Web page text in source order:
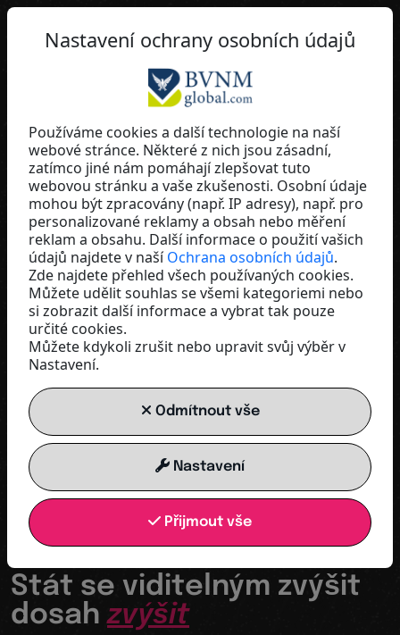
CZ
Andreas Kott
LR Health & Beauty
Germany
NYNÍ ZAČÍT
Tvůj odrazový můstek do digitálního světa
Stát se viditelným zvýšit
dosahzvýšit
Nastavení ochrany osobních údajů
Používáme cookies a další technologie na naší
webové stránce. Některé z nich jsou zásadní,
zatímco jiné nám pomáhají zlepšovat tuto
webovou stránku a vaše zkušenosti. Osobní údaje
mohou být zpracovány (např. IP adresy), např. pro
personalizované reklamy a obsah nebo měření
reklam a obsahu. Další informace o použití vašich
údajů najdete v našíOchrana osobních údajů.
Zde najdete přehled všech používaných cookies.
Můžete udělit souhlas se všemi kategoriemi nebo
si zobrazit další informace a vybrat tak pouze
určité cookies.
Můžete kdykoli zrušit nebo upravit svůj výběr v
Nastavení.
Odmítnout vše
Nastavení
Přijmout vše